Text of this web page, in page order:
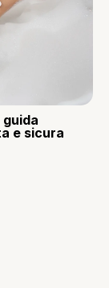
e sicura